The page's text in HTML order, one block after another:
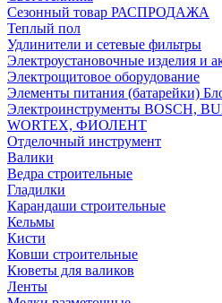
Сезонный товар РАСПРОДАЖА
Теплый пол
Удлинители и сетевые фильтры
Электроустановочные изделия и
Электрощитовое оборудование
Элементы питания (батарейки)
Электроинструменты BOSCH,
WORTEX, ФИОЛЕНТ
Отделочный инструмент
Валики
Ведра строительные
Гладилки
Карандаши строительные
Кельмы
Кисти
Ковши строительные
Кюветы для валиков
Ленты